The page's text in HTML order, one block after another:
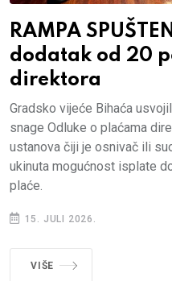
RAMPA
dodatak od 20
direktora
Gradsko vijeće Bihaća
snage Odluke o plaćama
ustanova čiji je osnivač ili
ukinuta mogućnost isplate
plaće.
15. JULI 2026.
VIŠE